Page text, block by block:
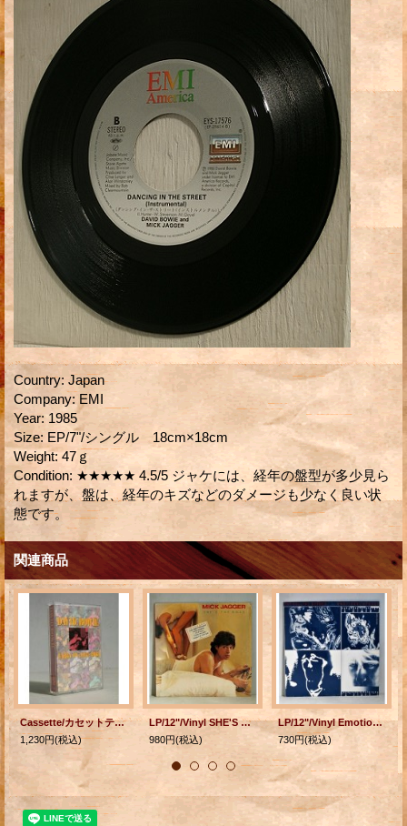
Country: Japan
Company: EMI
Year: 1985
Size: EP/7"/シングル 18cm×18cm
Weight: 47ｇ
Condition: ★★★★★ 4.5/5 ジャケには、経年の盤型が多少見ら
れますが、盤は、経年のキズなどのダメージも少なく良い状
態です。
関連商品
Cassette/カセットテープ U.S.A. DAVID BOWIE Early On (1964-1966) デヴィッド・ボウイ (1991) RHINO
1,230円(税込)
LP/12"/Vinyl SHE'S THE BOSS MICK JAGGER (1985) COLOMBIA ‎ステッカー・オン・カバー/シュリンク/オリジナルスリーブ ‎
980円(税込)
LP/12"/Vinyl Emotional Rescue = エモーショナル・レスキュー ザ・ローリング・ストーンズ (1980) 東芝EMI ‎帯なし/ライナー ‎
730円(税込)